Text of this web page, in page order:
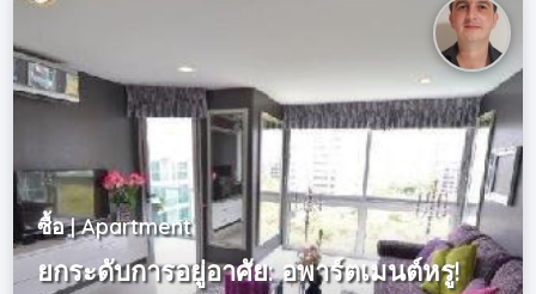
ซื้อ | Apartment
ยกระดับการอยู่อาศัย: อพาร์ตเมนต์หรู!